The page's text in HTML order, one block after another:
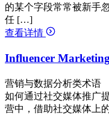
的某个字段常常被新手
任 […]
查看详情
Influencer
营销与数据分析类术语
如何通过社交媒体推广
营中，借助社交媒体上